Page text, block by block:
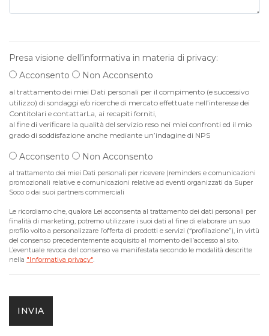
Presa visione dell’informativa in materia di privacy:
Acconsento
Non Acconsento
al trattamento dei miei Dati personali per il compimento (e successivo
utilizzo) di sondaggi e/o ricerche di mercato effettuate nell’interesse dei
Contitolari e contattarLa, ai recapiti forniti,
al fine di verificare la qualità del servizio reso nei miei confronti ed il mio
grado di soddisfazione anche mediante un’indagine di NPS
Acconsento Non Acconsento
al trattamento dei miei Dati personali per ricevere (reminders e comunicazioni
promozionali relative e comunicazioni relative ad eventi organizzati da Super
Soco o dai suoi partners commerciali
Le ricordiamo che, qualora Lei acconsenta al trattamento dei dati personali per
finalità di marketing, potremo utilizzare i suoi dati al fine di elaborare un suo
profilo volto a personalizzare l’offerta di prodotti e servizi (“profilazione”), in virtù
del consenso precedentemente acquisito al momento dell’accesso al sito.
L’eventuale revoca del consenso va manifestata secondo le modalità descritte
nella "Informativa privacy".
INVIA